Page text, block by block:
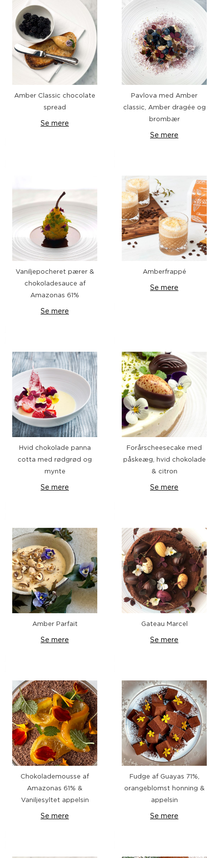
Amber Classic chocolate
spread
Se mere
Pavlova med Amber
classic, Amber dragée og
brombær
Se mere
Vaniljepocheret pærer &
chokoladesauce af
Amazonas 61%
Se mere
Amberfrappé
Se mere
Hvid chokolade panna
cotta med rødgrød og
mynte
Se mere
Forårscheesecake med
påskeæg, hvid chokolade
& citron
Se mere
Amber Parfait
Se mere
Gateau Marcel
Se mere
Chokolademousse af
Amazonas 61% &
Vaniljesyltet appelsin
Se mere
Fudge af Guayas 71%,
orangeblomst honning &
appelsin
Se mere